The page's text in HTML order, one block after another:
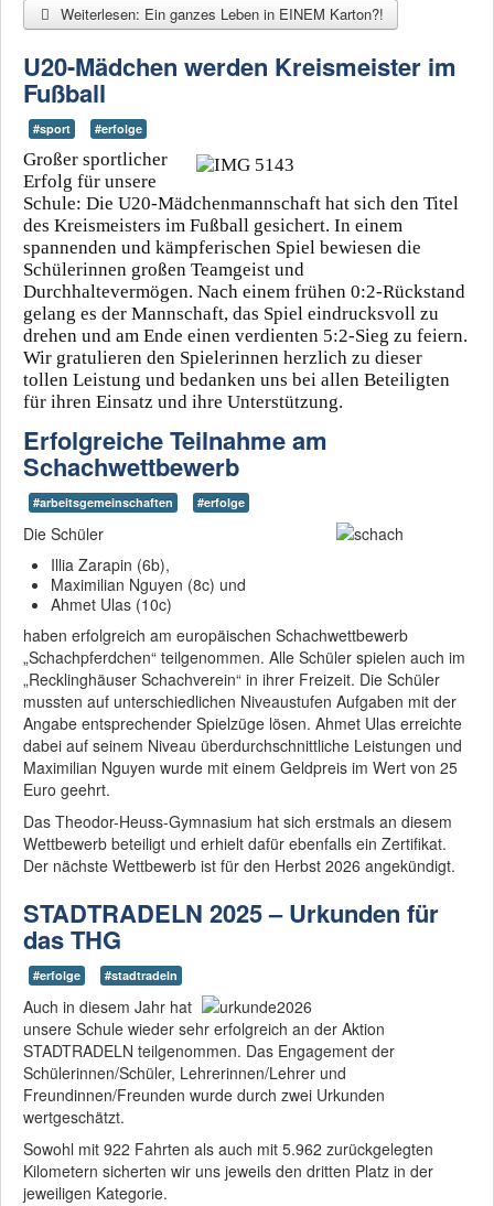
Weiterlesen: Ein ganzes Leben in EINEM Karton?!
U20-Mädchen werden Kreismeister im
Fußball
#sport #erfolge
Großer sportlicher
Erfolg für unsere
Schule: Die U20-Mädchenmannschaft hat sich den Titel
des Kreismeisters im Fußball gesichert. In einem
spannenden und kämpferischen Spiel bewiesen die
Schülerinnen großen Teamgeist und
Durchhaltevermögen. Nach einem frühen 0:2-Rückstand
gelang es der Mannschaft, das Spiel eindrucksvoll zu
drehen und am Ende einen verdienten 5:2-Sieg zu feiern.
Wir gratulieren den Spielerinnen herzlich zu dieser
tollen Leistung und bedanken uns bei allen Beteiligten
für ihren Einsatz und ihre Unterstützung.
Erfolgreiche Teilnahme am
Schachwettbewerb
#arbeitsgemeinschaften #erfolge
Die Schüler
Illia Zarapin (6b),
Maximilian Nguyen (8c) und
Ahmet Ulas (10c)
haben erfolgreich am europäischen Schachwettbewerb
„Schachpferdchen“ teilgenommen. Alle Schüler spielen auch im
„Recklinghäuser Schachverein“ in ihrer Freizeit. Die Schüler
mussten auf unterschiedlichen Niveaustufen Aufgaben mit der
Angabe entsprechender Spielzüge lösen. Ahmet Ulas erreichte
dabei auf seinem Niveau überdurchschnittliche Leistungen und
Maximilian Nguyen wurde mit einem Geldpreis im Wert von 25
Euro geehrt.
Das Theodor-Heuss-Gymnasium hat sich erstmals an diesem
Wettbewerb beteiligt und erhielt dafür ebenfalls ein Zertifikat.
Der nächste Wettbewerb ist für den Herbst 2026 angekündigt.
STADTRADELN 2025 – Urkunden für
das THG
#erfolge #stadtradeln
Auch in diesem Jahr hat
unsere Schule wieder sehr erfolgreich an der Aktion
STADTRADELN teilgenommen. Das Engagement der
Schülerinnen/Schüler, Lehrerinnen/Lehrer und
Freundinnen/Freunden wurde durch zwei Urkunden
wertgeschätzt.
Sowohl mit 922 Fahrten als auch mit 5.962 zurückgelegten
Kilometern sicherten wir uns jeweils den dritten Platz in der
jeweiligen Kategorie.